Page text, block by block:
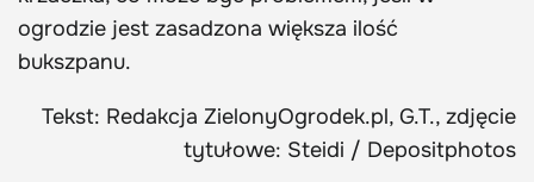
ogrodzie jest zasadzona większa ilość
bukszpanu.
Tekst: Redakcja ZielonyOgrodek.pl, G.T., zdjęcie
tytułowe: Steidi / Depositphotos